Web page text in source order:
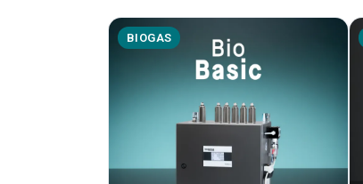
BIOGAS